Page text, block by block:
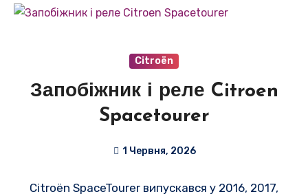
Citroën
Запобіжник і реле Citroen
Spacetourer
1 Червня, 2026
Citroën SpaceTourer випускався у 2016, 2017,